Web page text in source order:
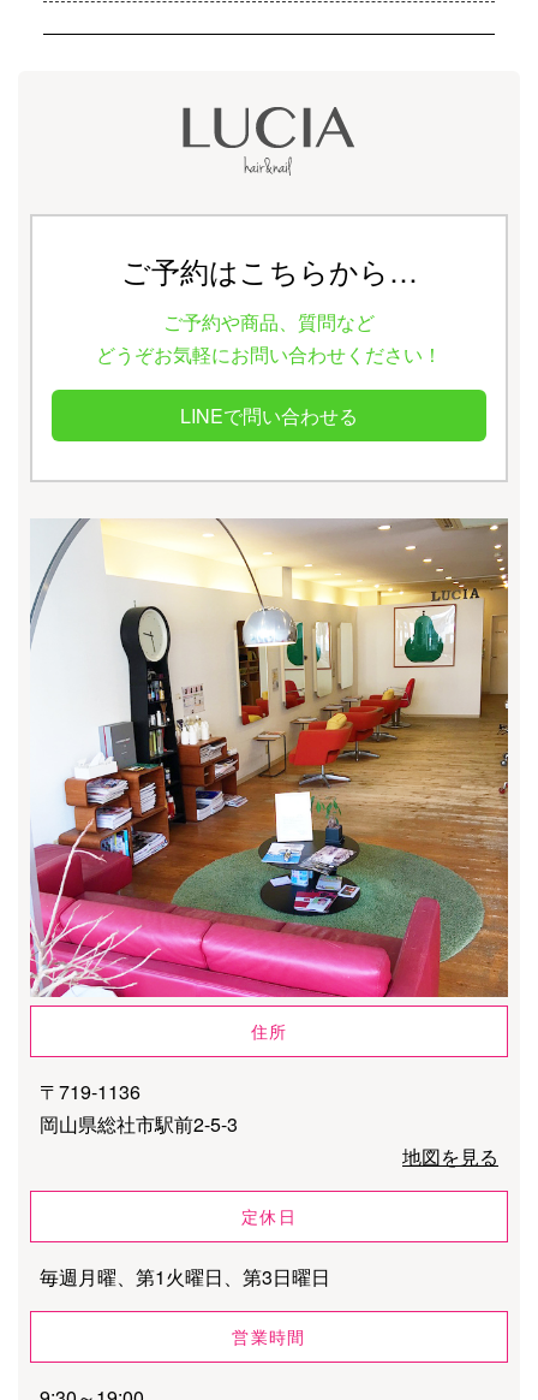
ご予約はこちらから…
ご予約や商品、質問など
どうぞお気軽にお問い合わせください！
LINEで問い合わせる
住所
〒719-1136
岡山県総社市駅前2-5-3
地図を見る
定休日
毎週月曜、第1火曜日、第3日曜日
営業時間